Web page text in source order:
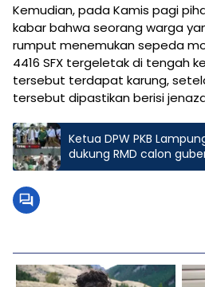
Kemudian, pada Kamis pagi
kabar bahwa seorang warga
rumput menemukan sepeda
4416 SFX tergeletak di tengah
tersebut terdapat karung,
tersebut dipastikan berisi
Ketua DPW PKB
dukung RMD calon